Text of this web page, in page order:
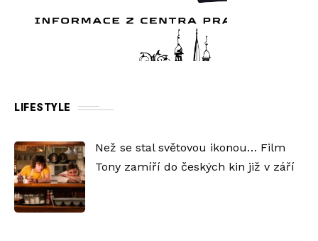
LIFESTYLE
Než se stal světovou ikonou… Film
Tony zamíří do českých kin již v září